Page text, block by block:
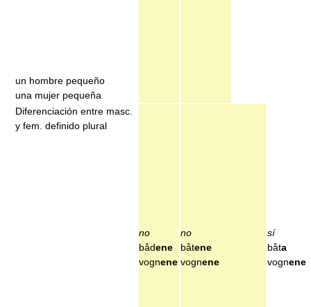
un hombre pequeño
una mujer pequeña
Diferenciación entre masc.
y fem. definido plural
no
bådene
vognene
no
båtene
vognene
sí
båta
vognene